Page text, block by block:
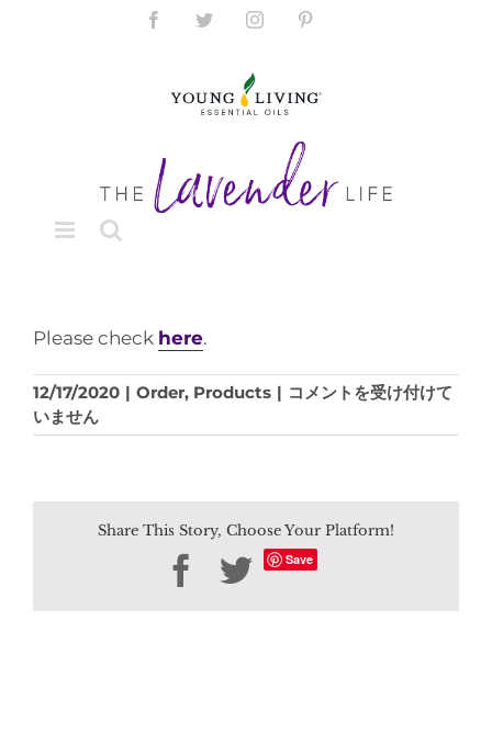
FacebookTwitterInstagram
Please check here.
12/17/2020 | Order, Products | Where
I
recent
price
コメントを受け付けて
いません
Share This Story, Choose Your Platform!
Facebook
Twitter
Save